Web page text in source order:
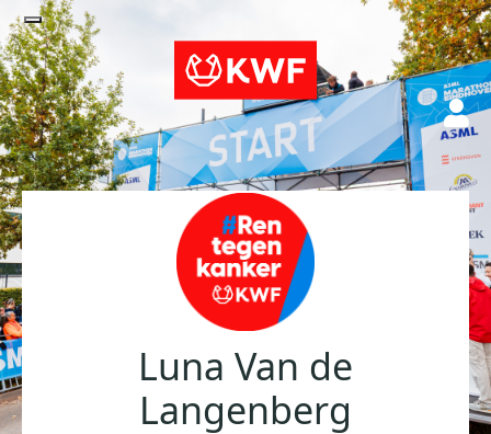
Luna Van de
Langenberg